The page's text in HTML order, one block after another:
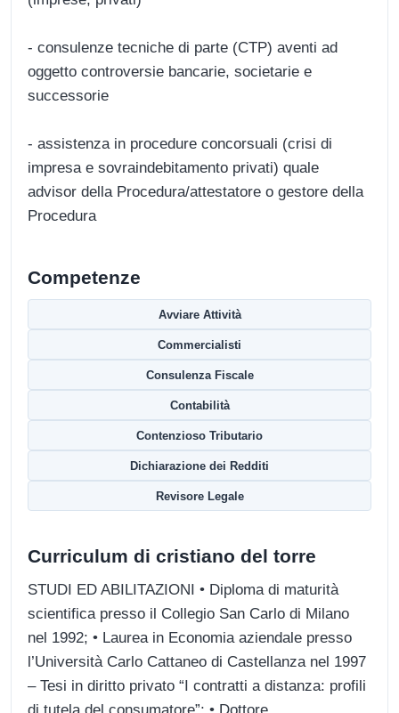
- consulenze tecniche di parte (CTP) aventi ad
oggetto controversie bancarie, societarie e
successorie
- assistenza in procedure concorsuali (crisi di
impresa e sovraindebitamento privati) quale
advisor della Procedura/attestatore o gestore della
Procedura
Competenze
Avviare Attività
Commercialisti
Consulenza Fiscale
Contabilità
Contenzioso Tributario
Dichiarazione dei Redditi
Revisore Legale
Curriculum di cristiano del torre
STUDI ED ABILITAZIONI • Diploma di maturità
scientifica presso il Collegio San Carlo di Milano
nel 1992; • Laurea in Economia aziendale presso
l’Università Carlo Cattaneo di Castellanza nel 1997
– Tesi in diritto privato “I contratti a distanza: profili